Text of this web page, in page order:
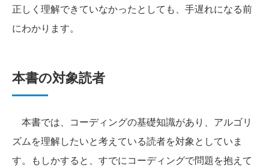
正しく理解できていなかったとしても、手遅れになる前
にわかります。
本書の対象読者
本書では、コーディングの基礎知識があり、アルゴリ
ズムを理解したいと考えている読者を対象としていま
す。もしかすると、すでにコーディングで問題を抱えて